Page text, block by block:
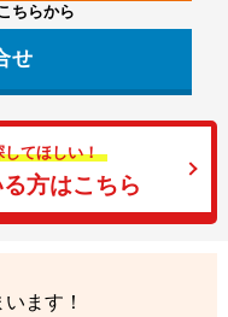
ちらから
せ
してほしい！
方はこちら
ます！